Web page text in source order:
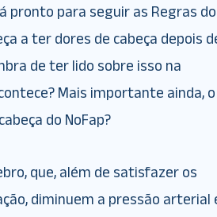
pronto para seguir as Regras do
a ter dores de cabeça depois
de ter lido sobre isso na
Mais importante ainda, o
do NoFap?
que, além de satisfazer os
diminuem a pressão arterial